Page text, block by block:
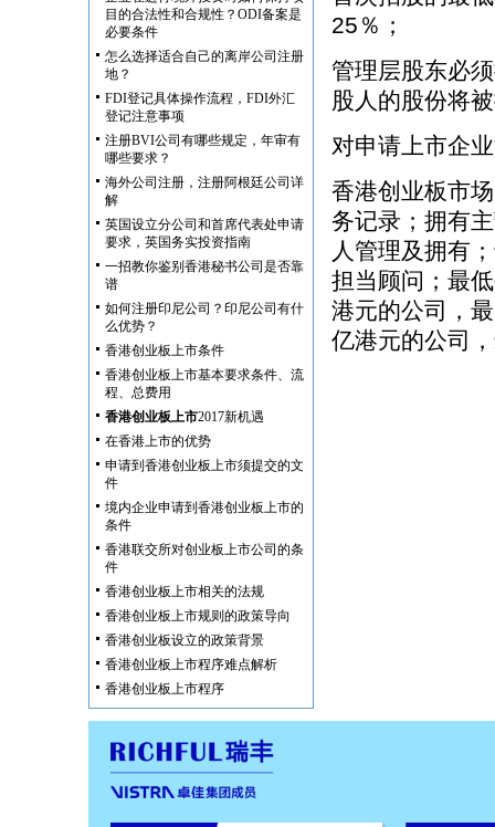
目的合法性和合规性？ODI备案是
必要条件
怎么选择适合自己的离岸公司注册
地？
FDI登记具体操作流程，FDI外汇
登记注意事项
注册BVI公司有哪些规定，年审有
哪些要求？
海外公司注册，注册阿根廷公司详
解
英国设立分公司和首席代表处申请
要求，英国务实投资指南
一招教你鉴别香港秘书公司是否靠
谱
如何注册印尼公司？印尼公司有什
么优势？
香港创业板上市条件
香港创业板上市基本要求条件、流
程、总费用
香港创业板上市2017新机遇
在香港上市的优势
申请到香港创业板上市须提交的文
件
境内企业申请到香港创业板上市的
条件
香港联交所对创业板上市公司的条
件
香港创业板上市相关的法规
香港创业板上市规则的政策导向
香港创业板设立的政策背景
香港创业板上市程序难点解析
香港创业板上市程序
25％；
管理层股东必
股人的股份将
对申请上市企
香港创业板市
务记录；拥有
人管理及拥有
担当顾问；最
港元的公司，
亿港元的公司